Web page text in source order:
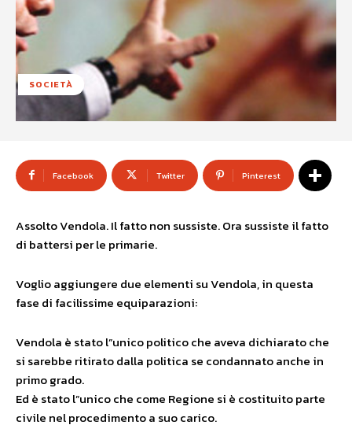
SOCIETÀ
Facebook Twitter Pinterest
Assolto Vendola. Il fatto non sussiste. Ora sussiste il fatto
di battersi per le primarie.
Voglio aggiungere due elementi su Vendola, in questa
fase di facilissime equiparazioni:
Vendola è stato l”unico politico che aveva dichiarato che
si sarebbe ritirato dalla politica se condannato anche in
primo grado.
Ed è stato l”unico che come Regione si è costituito parte
civile nel procedimento a suo carico.